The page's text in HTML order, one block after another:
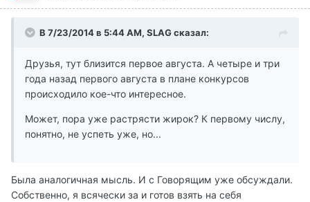
В 7/23/2014 в 5:44 AM, SLAG сказал:
Друзья, тут близится первое августа. А четыре и три
года назад первого августа в плане конкурсов
происходило кое-что интересное.
Может, пора уже растрясти жирок? К первому числу,
понятно, не успеть уже, но...
Была аналогичная мысль. И с Говорящим уже обсуждали.
Собственно, я всячески за и готов взять на себя